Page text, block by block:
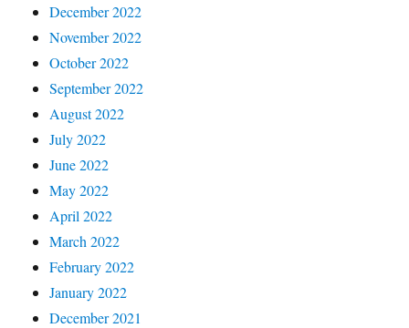
December 2022
November 2022
October 2022
September 2022
August 2022
July 2022
June 2022
May 2022
April 2022
March 2022
February 2022
January 2022
December 2021